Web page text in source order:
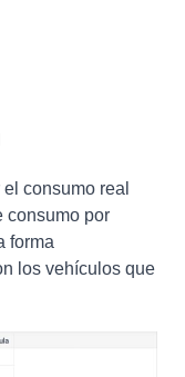
consumo real
consumo por
forma
los vehículos que